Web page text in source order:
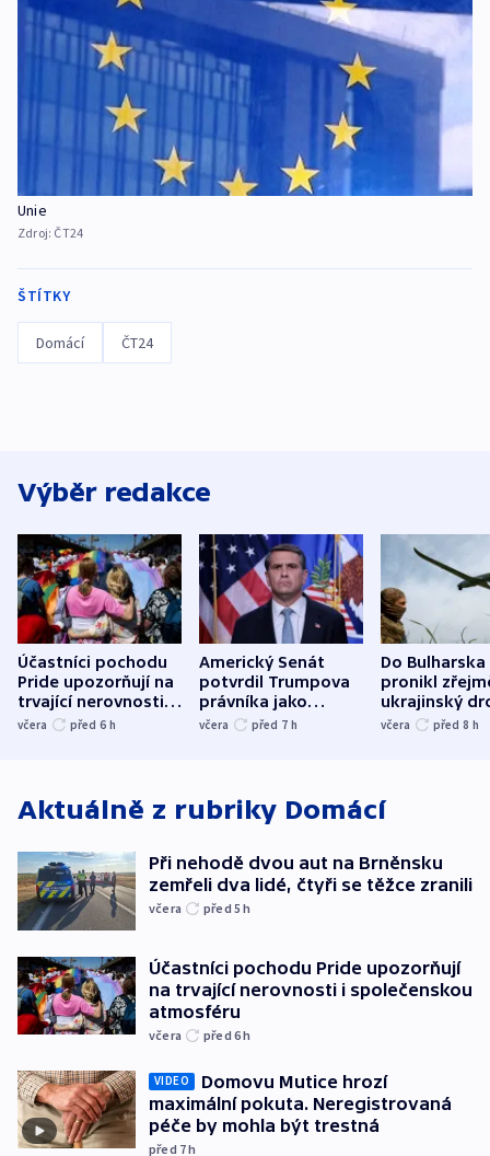
Unie
Zdroj: ČT24
ŠTÍTKY
Domácí ČT24
Výběr redakce
Účastníci pochodu
Pride upozorňují na
trvající nerovnosti i
společenskou
včera před 6 h
Americký Senát
potvrdil Trumpova
právníka jako
ministra
včera před 7 h
Do Bulharska
pronikl
ukrajinský
explodoval
včera před 8 h
Aktuálně z rubriky Domácí
Při nehodě dvou aut na Brněnsku
zemřeli dva lidé, čtyři se těžce zranili
včera před 5h
Účastníci pochodu Pride upozorňují
na trvající nerovnosti i společenskou
atmosféru
včera před 6h
VIDEO
Domovu Mutice hrozí
maximální pokuta. Neregistrovaná
péče by mohla být trestná
před 7h